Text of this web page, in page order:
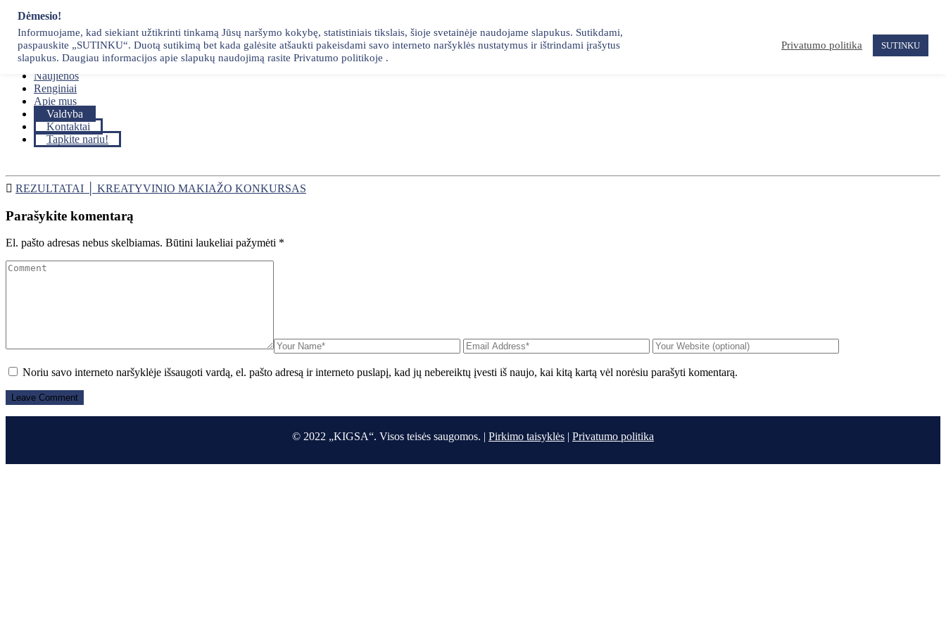
Skip
content
Pradžia
Narystė
Naujienos
Renginiai
Apie mus
Valdyba
Kontaktai
Tapkite nariu!
REZULTATAI │ KREATYVINIO MAKIAŽO KONKURSAS
Parašykite komentarą
El. pašto adresas nebus skelbiamas. Būtini laukeliai pažymėti *
Noriu savo interneto naršyklėje išsaugoti vardą, el. pašto adresą ir interneto puslapį, kad jų nebereiktų įvesti iš naujo, kai kitą kartą vėl norėsiu parašyti komentarą.
© 2022 „KIGSA“. Visos teisės saugomos. | Pirkimo taisyklės | Privatumo politika
Dėmesio!
Informuojame, kad siekiant užtikrinti tinkamą Jūsų naršymo kokybę, statistiniais tikslais, šioje svetainėje naudojame slapukus. Sutikdami,
paspauskite „SUTINKU“. Duotą sutikimą bet kada galėsite atšaukti pakeisdami savo interneto naršyklės nustatymus ir ištrindami įrašytus
slapukus. Daugiau informacijos apie slapukų naudojimą rasite Privatumo politikoje .
Privatumo politika SUTINKU